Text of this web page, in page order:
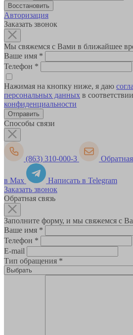
Авторизация
Заказать звонок
Мы свяжемся с Вами в ближайшее
Ваше имя *
Телефон *
Нажимая на кнопку ниже, я даю
персональных данных в
конфиденциальности
Способы связи
(863) 310-000-3
в Max
Написать в Telegram
Заказать звонок
Обратная связь
Заполните форму, и мы свяжемся с
Ваше имя *
Телефон *
E-mail
Тип обращения *